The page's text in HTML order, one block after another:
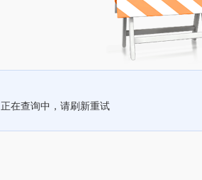
正在查询中，请刷新重试